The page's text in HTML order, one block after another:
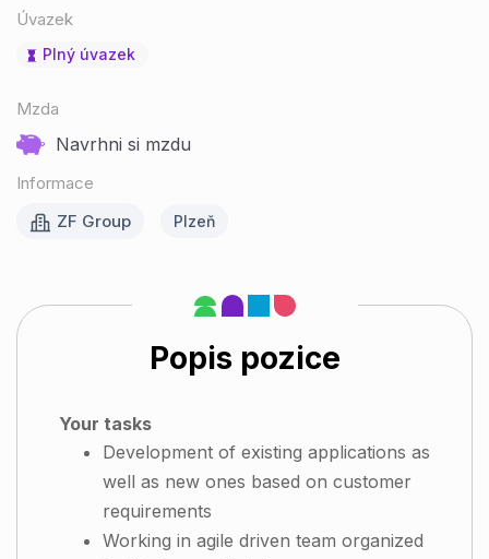
Úvazek
Plný úvazek
Mzda
Navrhni si mzdu
Informace
ZF Group
Plzeň
Popis pozice
Your tasks
Development of existing applications as
well as new ones based on customer
requirements
Working in agile driven team organized